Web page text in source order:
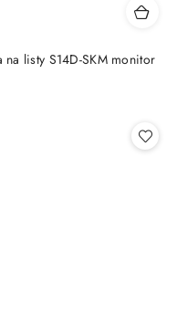
listy S14D-SKM monitor